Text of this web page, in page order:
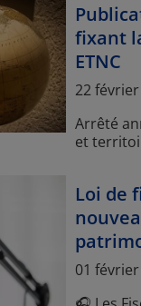
fixant
ETNC
Article
22
Arrêté
et
Loi de
Article
01